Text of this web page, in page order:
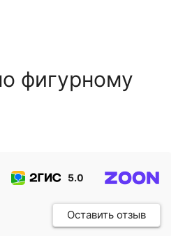
фигурному
5.0
Оставить отзыв